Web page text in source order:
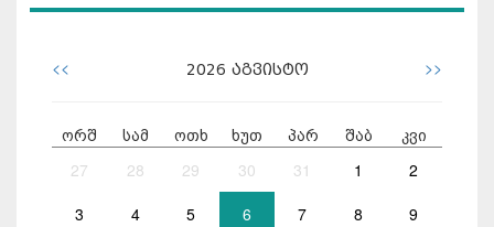
<< 2026 აგვისტო >>
ორშ სამ ოთხ ხუთ პარ შაბ კვი
27 28 29 30 31 1 2
3 4 5 6 7 8 9